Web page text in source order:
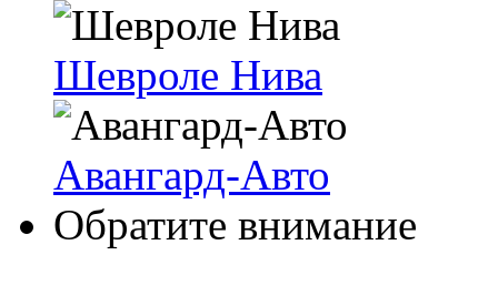
Шевроле Нива
Авангард-Авто
Обратите внимание